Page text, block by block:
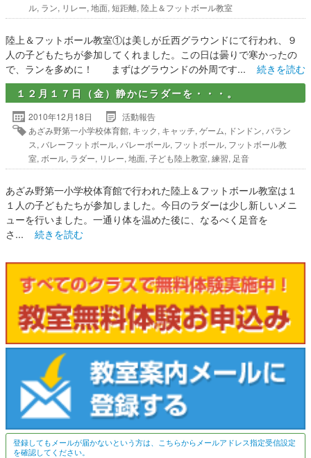
ル, ラン, リレー, 地面, 短距離, 陸上＆フットボール教室
陸上＆フットボール教室①は美しが丘西グラウンドにて行われ、９
人の子どもたちが参加してくれました。この日は曇りで寒かったの
で、ランを多めに！ まずはグラウンドの外周です... 続きを読む
１２月１７日（金）静かにラダーを・・・。
2010年12月18日
活動報告
あざみ野第一小学校体育館, キック, キャッチ, ゲーム, ドンドン, バラン
ス, バレーフットボール, バレーボール, フットボール, フットボール教
室, ボール, ラダー, リレー, 地面, 子ども陸上教室, 練習, 足音
あざみ野第一小学校体育館で行われた陸上＆フットボール教室は１
１人の子どもたちが参加しました。今日のラダーは少し新しいメニ
ューを行いました。一通り体を温めた後に、なるべく足音を
さ... 続きを読む
登録してもメールが届かないという方は、こちらからメールアドレス指定受信設定
を確認してください。